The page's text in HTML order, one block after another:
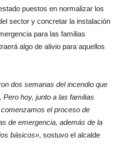
puestos en normalizar los
sector y concretar la instalación
para las familias
algo de alivio para aquellos
dos semanas del incendio que
hoy, junto a las familias
el proceso de
de emergencia, además de la
básicos», sostuvo el alcalde